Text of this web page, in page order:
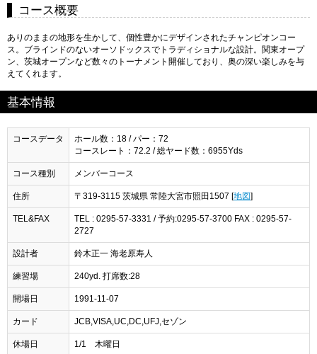
コース概要
ありのままの地形を生かして、個性豊かにデザインされたチャンピオンコー
ス。ブラインドのないオーソドックスでトラディショナルな設計。関東オープ
ン、茨城オープンなど数々のトーナメント開催しており、奥の深い楽しみを与
えてくれます。
基本情報
コースデータ
ホール数：18 / パー：72
コースレート：72.2 / 総ヤード数：6955Yds
コース種別 メンバーコース
住所 〒319-3115 茨城県 常陸大宮市照田1507 [ 地図
TEL&FAX
TEL : 0295-57-3331 / 予約:0295-57-3700 FAX : 0295-57-
2727
設計者 鈴木正一 海老原寿人
練習場 240yd. 打席数:28
開場日 1991-11-07
カード JCB,VISA,UC,DC,UFJ,セゾン
休場日 1/1 木曜日